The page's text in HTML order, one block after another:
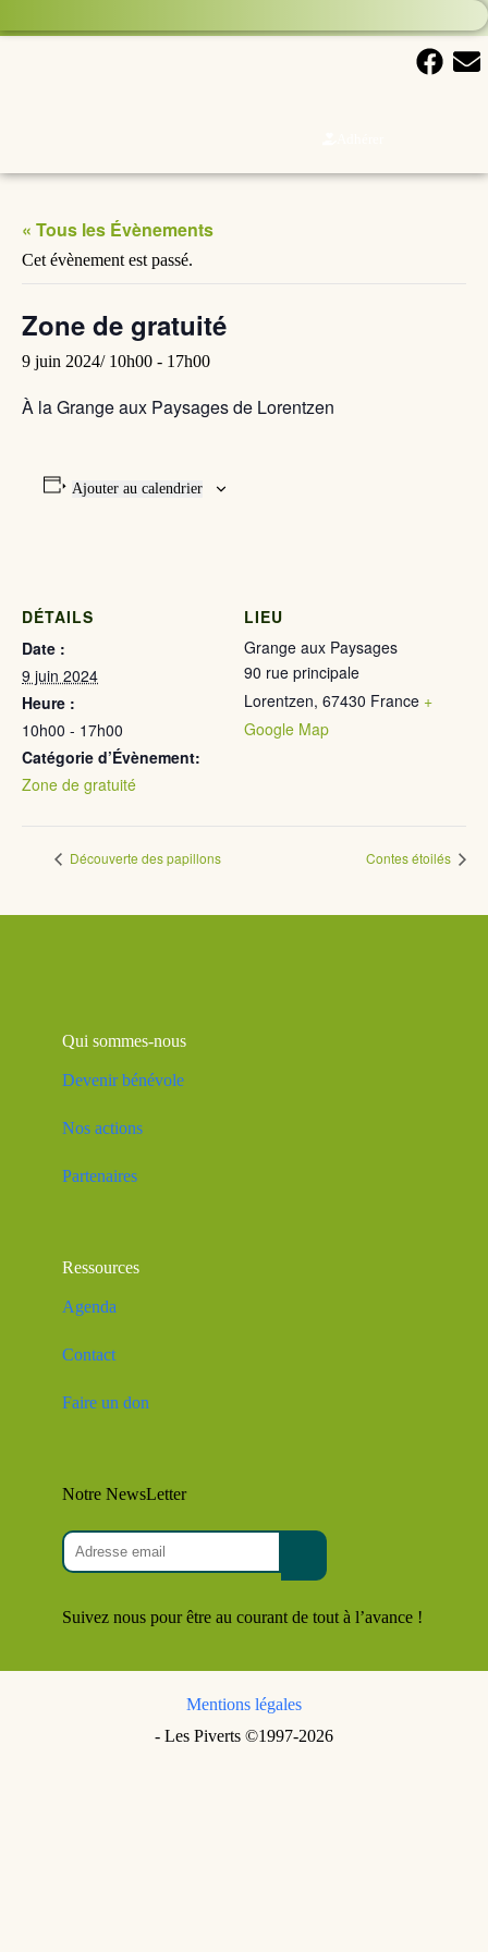
« Tous les Évènements
Cet évènement est passé.
Zone de gratuité
9 juin 2024/ 10h00 - 17h00
À la Grange aux Paysages de Lorentzen
Ajouter au calendrier
DÉTAILS
Date :
9 juin 2024
Heure :
10h00 - 17h00
Catégorie d’Évènement:
Zone de gratuité
LIEU
Grange aux Paysages
90 rue principale
Lorentzen, 67430 France +
Google Map
Découverte des papillons Contes étoilés
Qui sommes-nous
Devenir bénévole
Nos actions
Partenaires
Ressources
Agenda
Contact
Faire un don
Notre NewsLetter
Suivez nous pour être au courant de tout à l’avance !
Mentions légales
- Les Piverts ©1997-2026